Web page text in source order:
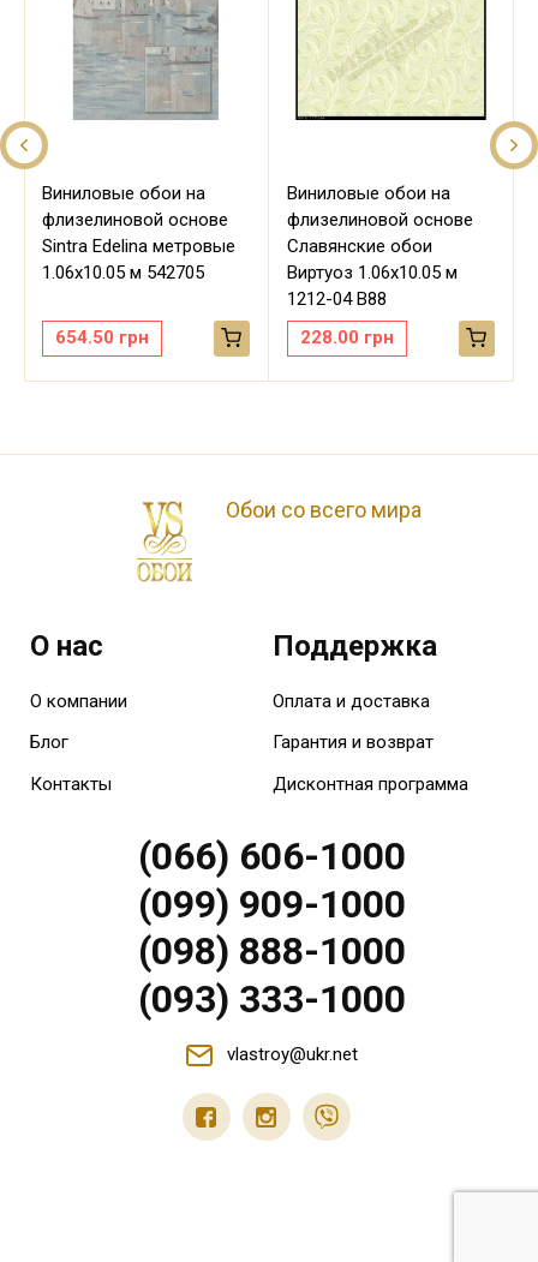
Виниловые обои на
флизелиновой основе
Sintra Edelina метровые
1.06х10.05 м 542705
654.50 грн
Виниловые обои на
флизелиновой основе
Славянские обои
Виртуоз 1.06х10.05 м
1212-04 В88
228.00 грн
Обои со всего мира
О нас
О компании
Блог
Контакты
Поддержка
Оплата и доставка
Гарантия и возврат
Дисконтная программа
(066) 606-1000
(099) 909-1000
(098) 888-1000
(093) 333-1000
vlastroy@ukr.net